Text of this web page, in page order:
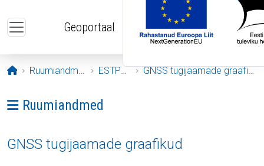
Geoportaal
Avaleht
Ruumiandmed ESTPOS GNSS tugijaamade graafikud
Ava menüü: Ruumiandmed
Ruumiandmed
GNSS tugijaamade graafikud